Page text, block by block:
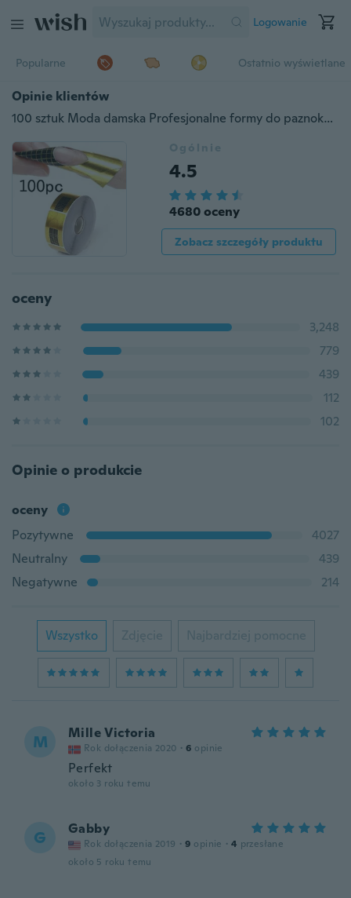
Logowanie
Popularne Ostatnio wyświetlane
Opinie klientów
100 sztuk Moda damska Profesjonalne formy do paznokci Akrylowe przedłużanie paznokci Paznokcie żelowe Naklejki (kolor: złoty)
Ogólnie
4.5
4680 oceny
Zobacz szczegóły produktu
oceny
3,248
779
439
112
102
Opinie o produkcie
oceny
Pozytywne
4027
Neutralny
439
Negatywne
214
Wszystko Zdjęcie Najbardziej pomocne
M Mille Victoria
Rok dołączenia 2020 · 6 opinie
Perfekt
około 3 roku temu
G Gabby
Rok dołączenia 2019 · 9 opinie · 4 przesłane
około 5 roku temu